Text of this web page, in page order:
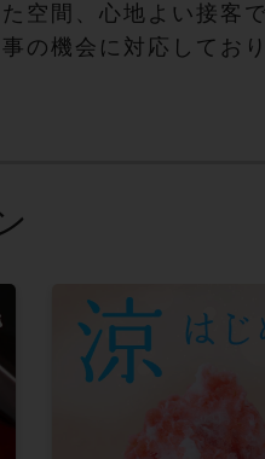
空間、心地よい接客
の機会に対応しており